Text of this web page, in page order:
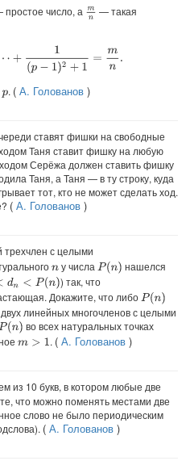
число, а mn — такая
+1 +1
p. (А. Голованов )
ставят фишки на свободные
Таня ставит фишку на любую
Серёжа должен ставить фишку
Таня, а Таня — в ту строку, куда
тот, кто не может сделать ход.
( А. Голованов )
с целыми
nу числа P(n)
нашелся
n<P (n)
) так, что
Докажите, что либоP(n)
линейных многочленов с целыми
(n)
во всех натуральных точках
m> 1 . ( А. Голованов)
из 10 букв, в котором любые две
что можно поменять местами две
слово не было периодическим
( А. Голованов )